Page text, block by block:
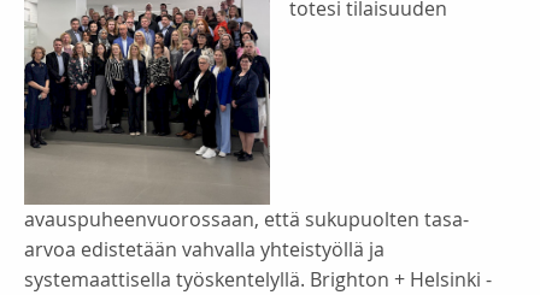
totesi tilaisuuden
avauspuheenvuorossaan, että sukupuolten tasa-
arvoa edistetään vahvalla yhteistyöllä ja
systemaattisella työskentelyllä. Brighton + Helsinki -